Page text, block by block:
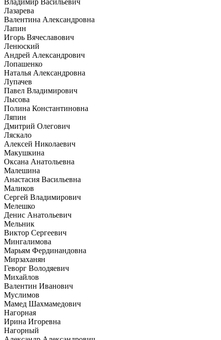
Владимир Васильевич
Лазарева
Валентина Александровна
Лапин
Игорь Вячеславович
Ленюский
Андрей Александрович
Лопашенко
Наталья Александровна
Лупачев
Павел Владимирович
Лысова
Полина Константиновна
Ляпин
Дмитрий Олегович
Ляскало
Алексей Николаевич
Макушкина
Оксана Анатольевна
Малешина
Анастасия Васильевна
Маликов
Сергей Владимирович
Мелешко
Денис Анатольевич
Мельник
Виктор Сергеевич
Мингалимова
Марьям Фердинандовна
Мирзаханян
Геворг Володяевич
Михайлов
Валентин Иванович
Муслимов
Мамед Шахмамедович
Нагорная
Ирина Игоревна
Нагорный